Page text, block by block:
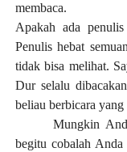
membaca.
Apakah ada
Penulis hebat
tidak bisa melihat.
Dur selalu
beliau berbicara
Mungkin
begitu cobalah